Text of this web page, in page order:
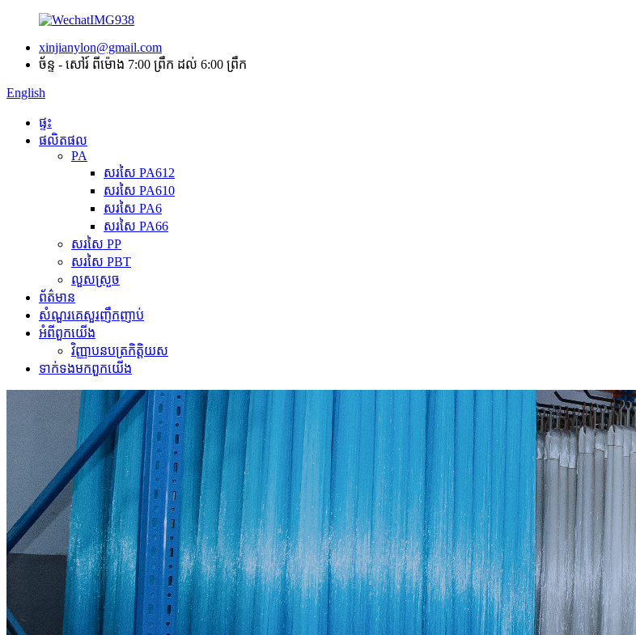
xinjianylon@gmail.com
ច័ន្ទ - សៅរ៍ ពីម៉ោង 7:00 ព្រឹក ដល់ 6:00 ព្រឹក
English
ផ្ទះ
ផលិតផល
PA
សរសៃ PA612
សរសៃ PA610
សរសៃ PA6
សរសៃ PA66
សរសៃ PP
សរសៃ PBT
លួសស្រួច
ព័ត៌មាន
សំណួរគេសួរញឹកញាប់
អំពី​ពួក​យើង
វិញ្ញាបនបត្រកិត្តិយស
ទាក់ទង​មក​ពួក​យើង